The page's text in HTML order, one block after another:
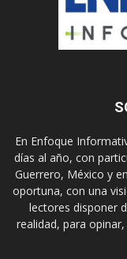
En Enfoque
días al año, con
Guerrero, México y
oportuna, con una
lectores disponer
realidad, para